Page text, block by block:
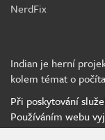
NerdFix
Indian je herní
kolem témat o
Při poskytování
Používáním webu